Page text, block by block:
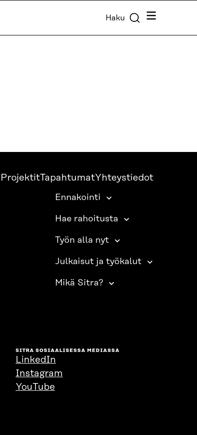
Haku Valikko
ProjektitTapahtumatYhteystiedot
Ennakointi
Hae rahoitusta
Työn alla nyt
Julkaisut ja työkalut
Mikä Sitra?
SITRA SOSIAALISESSA MEDIASSA
LinkedIn
Instagram
YouTube